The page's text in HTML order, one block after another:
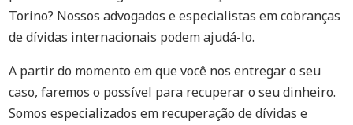
Torino? Nossos advogados e especialistas em cobranças
de dívidas internacionais podem ajudá-lo.
A partir do momento em que você nos entregar o seu
caso, faremos o possível para recuperar o seu dinheiro.
Somos especializados em recuperação de dívidas e